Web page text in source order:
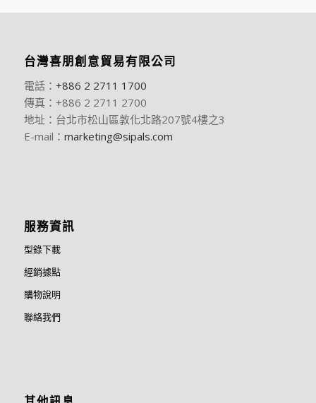
台灣喜朋創意貿易有限公司
電話： +886 2 2711 1700
傳真：+886 2 2711 2700
地址：台北市松山區敦化北路207號4樓之3
E-mail： marketing@sipals.com
服務資訊
型錄下載
經銷據點
購物說明
聯絡我們